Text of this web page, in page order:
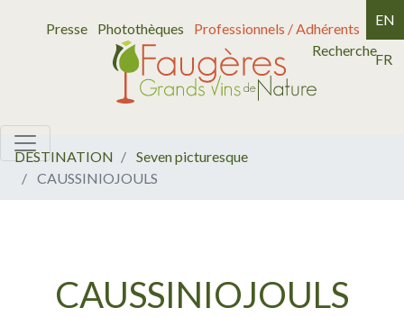
Presse Photothèques
Professionnels / Adhérents
Recherche
EN
FR
DESTINATION
Seven picturesque
CAUSSINIOJOULS
CAUSSINIOJOULS